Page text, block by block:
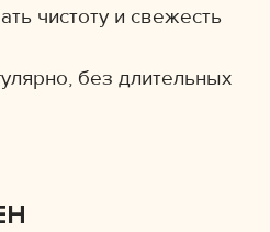
чистоту и свежесть
без длительных